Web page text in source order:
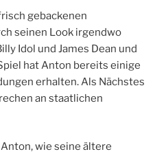
gebackenen
seinen Look irgendwo
Idol und James Dean und
hat Anton bereits einige
erhalten. Als Nächstes
an staatlichen
wie seine ältere